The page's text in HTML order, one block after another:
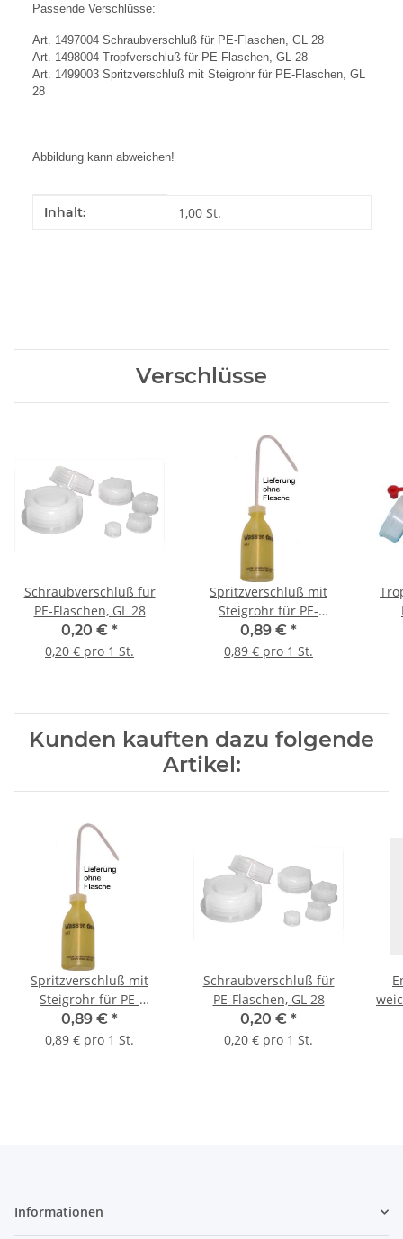
Passende Verschlüsse:
Art. 1497004 Schraubverschluß für PE-Flaschen, GL 28
Art. 1498004 Tropfverschluß für PE-Flaschen, GL 28
Art. 1499003 Spritzverschluß mit Steigrohr für PE-Flaschen, GL
28
Abbildung kann abweichen!
Produkteigenschaft
Wert
Inhalt: 1,00 St.
Verschlüsse
Schraubverschluß für
PE-Flaschen, GL 28
0,20 € *
0,20 € pro 1 St.
Spritzverschluß mit
Steigrohr für PE-
Flaschen, GL 28
0,89 € *
0,89 € pro 1 St.
Kunden kauften dazu folgende
Artikel:
Spritzverschluß mit
Steigrohr für PE-
Flaschen, GL 28
0,89 € *
0,89 € pro 1 St.
Schraubverschluß für
PE-Flaschen, GL 28
0,20 € *
0,20 € pro 1 St.
Informationen